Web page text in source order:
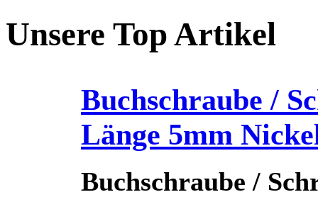
Unsere Top Artikel
Buchschraube /
Länge 5mm
Buchschraube /